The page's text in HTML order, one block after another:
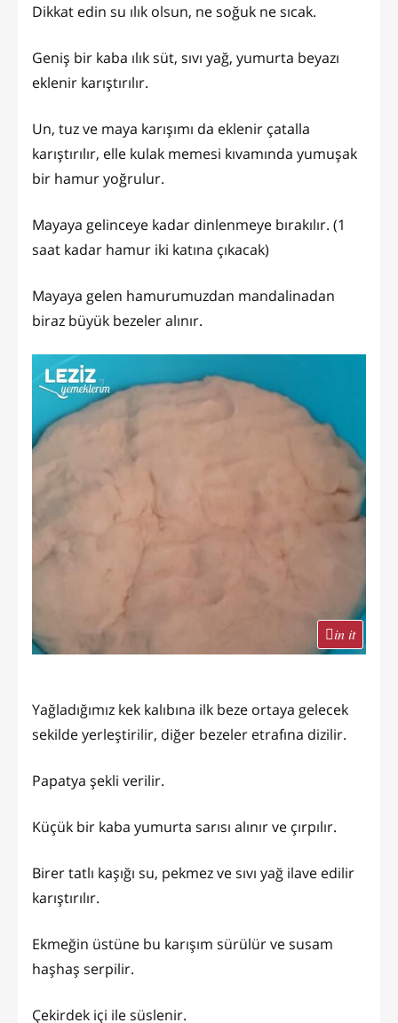
Dikkat edin su ılık olsun, ne soğuk ne sıcak.
Geniş bir kaba ılık süt, sıvı yağ, yumurta beyazı
eklenir karıştırılır.
Un, tuz ve maya karışımı da eklenir çatalla
karıştırılır, elle kulak memesi kıvamında yumuşak
bir hamur yoğrulur.
Mayaya gelinceye kadar dinlenmeye bırakılır. (1
saat kadar hamur iki katına çıkacak)
Mayaya gelen hamurumuzdan mandalinadan
biraz büyük bezeler alınır.
in it
Yağladığımız kek kalıbına ilk beze ortaya gelecek
sekilde yerleştirilir, diğer bezeler etrafına dizilir.
Papatya şekli verilir.
Küçük bir kaba yumurta sarısı alınır ve çırpılır.
Birer tatlı kaşığı su, pekmez ve sıvı yağ ilave edilir
karıştırılır.
Ekmeğin üstüne bu karışım sürülür ve susam
haşhaş serpilir.
Çekirdek içi ile süslenir.